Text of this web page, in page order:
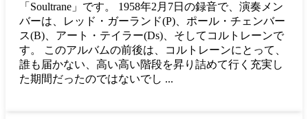
「Soultrane」です。 1958年2月7日の録音で、演奏メン
バーは、レッド・ガーランド(P)、ポール・チェンバー
ス(B)、アート・テイラー(Ds)、そしてコルトレーンで
す。 このアルバムの前後は、コルトレーンにとって、
誰も届かない、高い高い階段を昇り詰めて行く充実し
た期間だったのではないでし ...